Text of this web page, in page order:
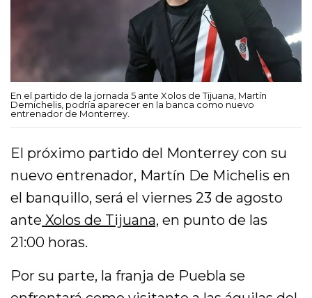
En el partido de la jornada 5 ante Xolos de Tijuana, Martín
Demichelis, podría aparecer en la banca como nuevo
entrenador de Monterrey.
El próximo partido del Monterrey con su
nuevo entrenador, Martín De Michelis en
el banquillo, será el viernes 23 de agosto
ante Xolos de Tijuana, en punto de las
21:00 horas.
Por su parte, la franja de Puebla se